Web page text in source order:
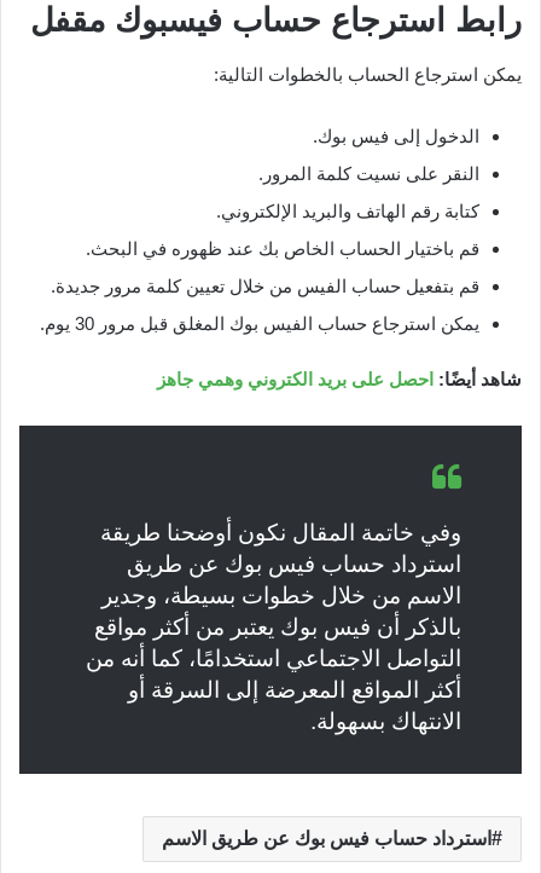
رابط استرجاع حساب فيسبوك مقفل
يمكن استرجاع الحساب بالخطوات التالية:
الدخول إلى فيس بوك.
النقر على نسيت كلمة المرور.
كتابة رقم الهاتف والبريد الإلكتروني.
قم باختيار الحساب الخاص بك عند ظهوره في البحث.
قم بتفعيل حساب الفيس من خلال تعيين كلمة مرور جديدة.
يمكن استرجاع حساب الفيس بوك المغلق قبل مرور 30 يوم.
شاهد أيضًا: احصل على بريد الكتروني وهمي جاهز
وفي خاتمة المقال نكون أوضحنا طريقة
استرداد حساب فيس بوك عن طريق
الاسم من خلال خطوات بسيطة، وجدير
بالذكر أن فيس بوك يعتبر من أكثر مواقع
التواصل الاجتماعي استخدامًا، كما أنه من
أكثر المواقع المعرضة إلى السرقة أو
الانتهاك بسهولة.
استرداد حساب فيس بوك عن طريق الاسم